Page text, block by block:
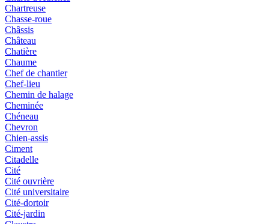
Chartreuse
Chasse-roue
Châssis
Château
Chatière
Chaume
Chef de chantier
Chef-lieu
Chemin de halage
Cheminée
Chéneau
Chevron
Chien-assis
Ciment
Citadelle
Cité
Cité ouvrière
Cité universitaire
Cité-dortoir
Cité-jardin